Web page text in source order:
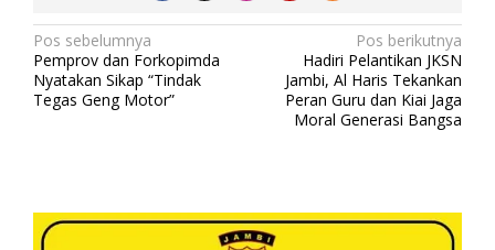
N
a
v
s
Pos sebelumnya
Pemprov dan Forkopimda
Nyatakan Sikap “Tindak
Tegas Geng Motor”
Pos berikutnya
Hadiri Pelantikan JKSN
Jambi, Al Haris Tekankan
Peran Guru dan Kiai Jaga
Moral Generasi Bangsa